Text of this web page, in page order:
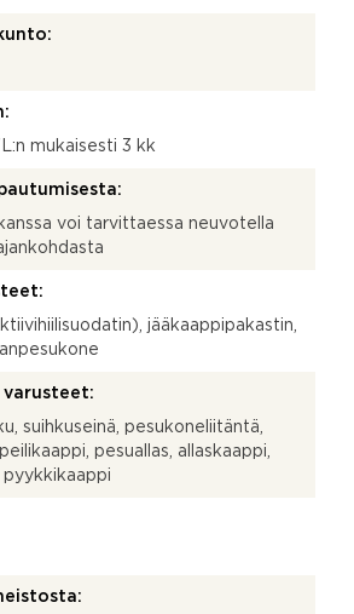
mukaisesti 3 kk
voi tarvittaessa neuvotella
jääkaappipakastin,
varusteet:
suihkuseinä, pesukoneliitäntä,
pesuallas, allaskaappi,
pyykkikaappi